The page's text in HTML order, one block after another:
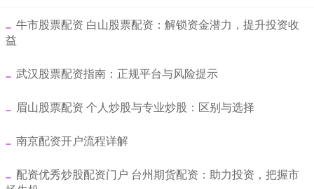
​牛市股票配资 白山股票配资：解锁资金潜力，提升投资收
益
​武汉股票配资指南：正规平台与风险提示
​眉山股票配资 个人炒股与专业炒股：区别与选择
​南京配资开户流程详解
​配资优秀炒股配资门户 台州期货配资：助力投资，把握市